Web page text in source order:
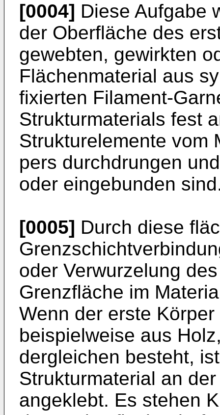
[0004] Diese Aufgabe
der Ober­fläche des
gewebten, gewirkten
Flächenmaterial aus
fixierten Filament-
Strukturmaterials fest
Strukturelemente
pers durchdrungen
oder eingebunden
[0005] Durch diese
oder Verwurzelung
Grenzfläche im
Wenn der erste
beispiel­weise aus
dergleichen be­steht,
Strukturmaterial an
angeklebt. Es stehen